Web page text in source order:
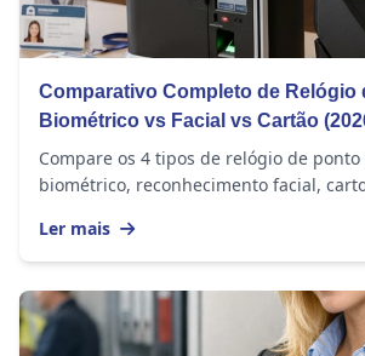
Comparativo Completo de Relógio
Biométrico vs Facial vs Cartão
Compare os 4 tipos de relógio de ponto
biométrico, reconhecimento facial,
Ler mais